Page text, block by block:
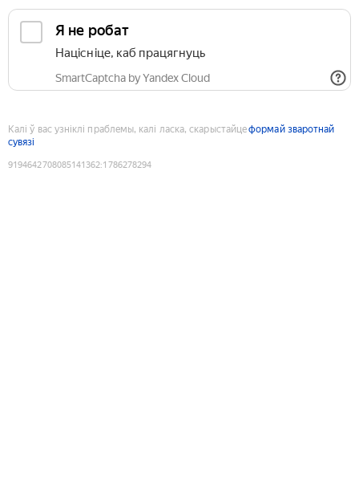
Я не робат
Націсніце, каб працягнуць
SmartCaptcha by Yandex Cloud
Калі ў вас узніклі праблемы, калі ласка, скарыстайцеформай зваротнай
сувязі
9194642708085141362:1786278294